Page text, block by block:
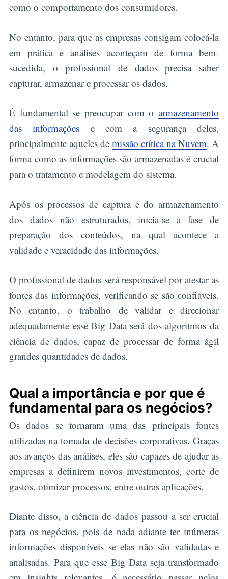
como o comportamento dos consumidores.
No entanto, para que as empresas consigam colocá-la
em prática e análises aconteçam de forma bem-
sucedida, o profissional de dados precisa saber
capturar, armazenar e processar os dados.
É fundamental se preocupar com oarmazenamento
das informações e com a segurança deles,
principalmente aqueles de missão crítica na Nuvem. A
forma como as informações são armazenadas é crucial
para o tratamento e modelagem do sistema.
Após os processos de captura e do armazenamento
dos dados não estruturados, inicia-se a fase de
preparação dos conteúdos, na qual acontece a
validade e veracidade das informações.
O profissional de dados será responsável por atestar as
fontes das informações, verificando se são confiáveis.
No entanto, o trabalho de validar e direcionar
adequadamente esse Big Data será dos algoritmos da
ciência de dados, capaz de processar de forma ágil
grandes quantidades de dados.
Qual a importância e por que é
fundamental para os negócios?
Os dados se tornaram uma das principais fontes
utilizadas na tomada de decisões corporativas. Graças
aos avanços das análises, eles são capazes de ajudar as
empresas a definirem novos investimentos, corte de
gastos, otimizar processos, entre outras aplicações.
Diante disso, a ciência de dados passou a ser crucial
para os negócios, pois de nada adiante ter inúmeras
informações disponíveis se elas não são validadas e
analisadas. Para que esse Big Data seja transformado